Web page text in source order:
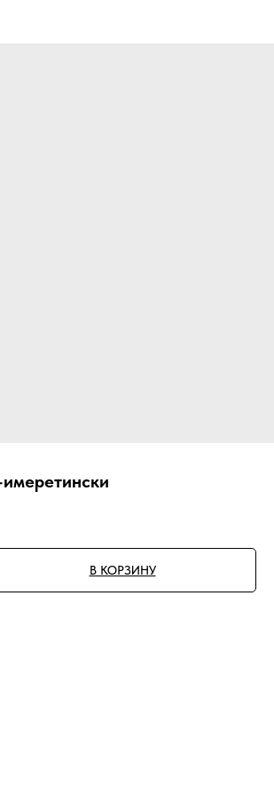
В КОРЗИНУ